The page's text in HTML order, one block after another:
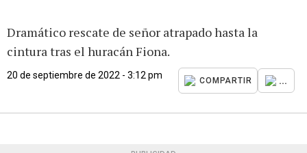
Dramático rescate de señor atrapado hasta la
cintura tras el huracán Fiona.
20 de septiembre de 2022 - 3:12 pm
COMPARTIR ...